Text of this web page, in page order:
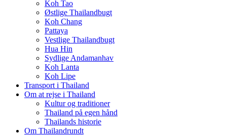
Koh Tao
Østlige Thailandbugt
Koh Chang
Pattaya
Vestlige Thailandbugt
Hua Hin
Sydlige Andamanhav
Koh Lanta
Koh Lipe
Transport i Thailand
Om at rejse i Thailand
Kultur og traditioner
Thailand på egen hånd
Thailands historie
Om Thailandrundt